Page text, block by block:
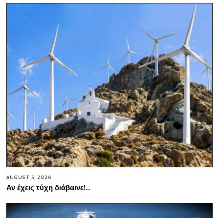
AUGUST 5, 2026
Αν έχεις τύχη διάβαινε!…